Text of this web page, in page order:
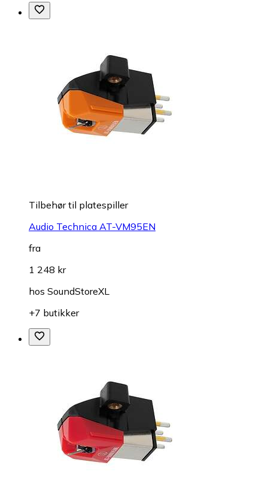
Tilbehør til platespiller
Audio Technica AT-VM95EN
fra
1 248 kr
hos SoundStoreXL
+7 butikker